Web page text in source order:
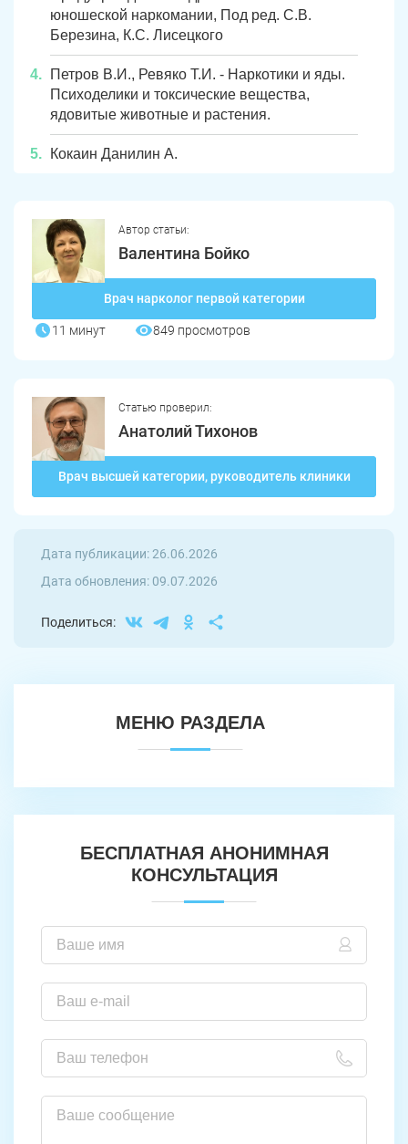
юношеской наркомании, Под ред. С.В.
Березина, К.С. Лисецкого
Петров В.И., Ревяко Т.И. - Наркотики и яды.
Психоделики и токсические вещества,
ядовитые животные и растения.
Кокаин Данилин А.
Автор статьи:
Валентина Бойко
Врач нарколог первой категории
11 минут 849 просмотров
Статью проверил:
Анатолий Тихонов
Врач высшей категории, руководитель клиники
Дата публикации: 26.06.2026
Дата обновления: 09.07.2026
Поделиться:
МЕНЮ РАЗДЕЛА
БЕСПЛАТНАЯ АНОНИМНАЯ
КОНСУЛЬТАЦИЯ